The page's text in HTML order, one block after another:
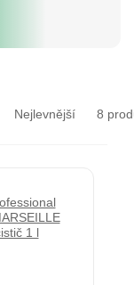
Nejlevnější 8